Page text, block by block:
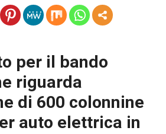
re
per il bando
riguarda
di 600 colonnine
auto elettrica in